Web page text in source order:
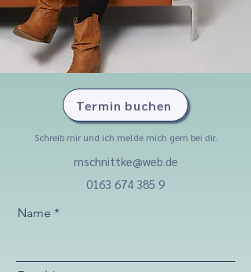
Termin buchen
Schreib mir und ich melde mich gern bei dir.
mschnittke@web.de
0163 674 385 9
Name